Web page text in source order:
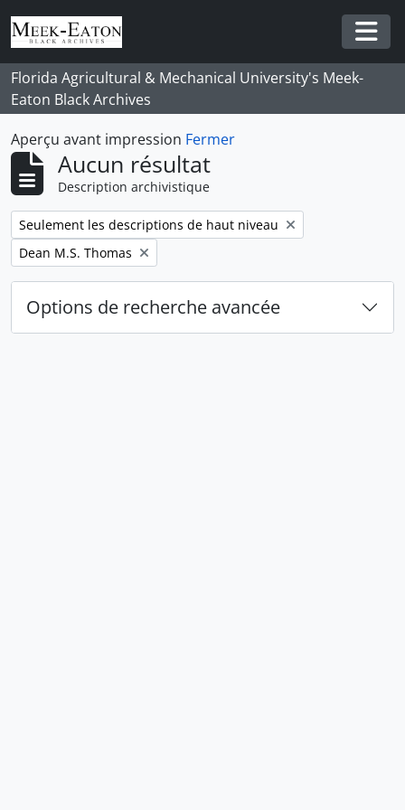
Skip to main content
Florida Agricultural & Mechanical University's Meek-
Eaton Black Archives
Aperçu avant impression Fermer
Aucun résultat
Description archivistique
Remove filter:
Seulement les descriptions de haut niveau
Remove filter:
Dean M.S. Thomas
Options de recherche avancée